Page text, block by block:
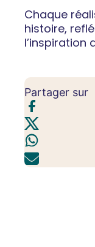
Chaque
histoire,
l’inspiration
Partager sur